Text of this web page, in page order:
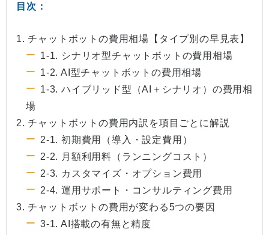
目次：
1. チャットボットの費用相場【タイプ別の早見表】
1-1. シナリオ型チャットボットの費用相場
1-2. AI型チャットボットの費用相場
1-3. ハイブリッド型（AI＋シナリオ）の費用相
場
2. チャットボットの費用内訳を項目ごとに解説
2-1. 初期費用（導入・設定費用）
2-2. 月額利用料（ランニングコスト）
2-3. カスタマイズ・オプション費用
2-4. 運用サポート・コンサルティング費用
3. チャットボットの費用が変わる5つの要因
3-1. AI搭載の有無と精度